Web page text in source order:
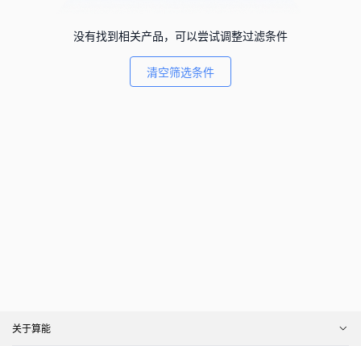
没有找到相关产品，可以尝试调整过滤条件
清空筛选条件
关于算能